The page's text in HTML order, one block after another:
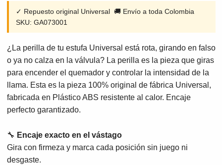
✓ Repuesto original Universal 🚚 Envío a toda Colombia
SKU: GA073001
¿La perilla de tu estufa Universal está rota, girando en falso
o ya no calza en la válvula? La perilla es la pieza que giras
para encender el quemador y controlar la intensidad de la
llama. Esta es la pieza 100% original de fábrica Universal,
fabricada en Plástico ABS resistente al calor. Encaje
perfecto garantizado.
🔧 Encaje exacto en el vástago
Gira con firmeza y marca cada posición sin juego ni
desgaste.